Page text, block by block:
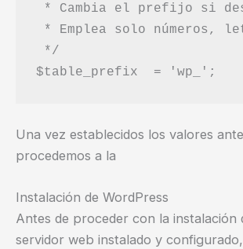
* Cambia el prefijo si
* Emplea solo números,
*/
Una vez establecidos los valores
procedemos a la
Instalación de WordPress
Antes de proceder con la instalación
servidor web instalado y